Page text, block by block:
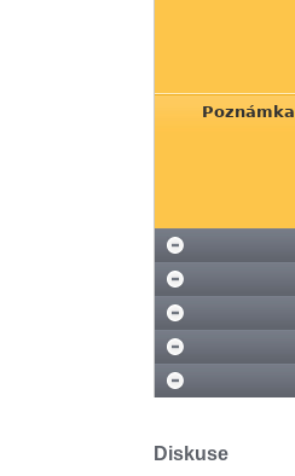
Poznámka
Diskuse